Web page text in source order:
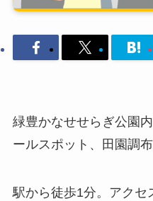
緑豊かなせせらぎ公園
ールスポット、田園調布
駅から徒歩1分。アクセ